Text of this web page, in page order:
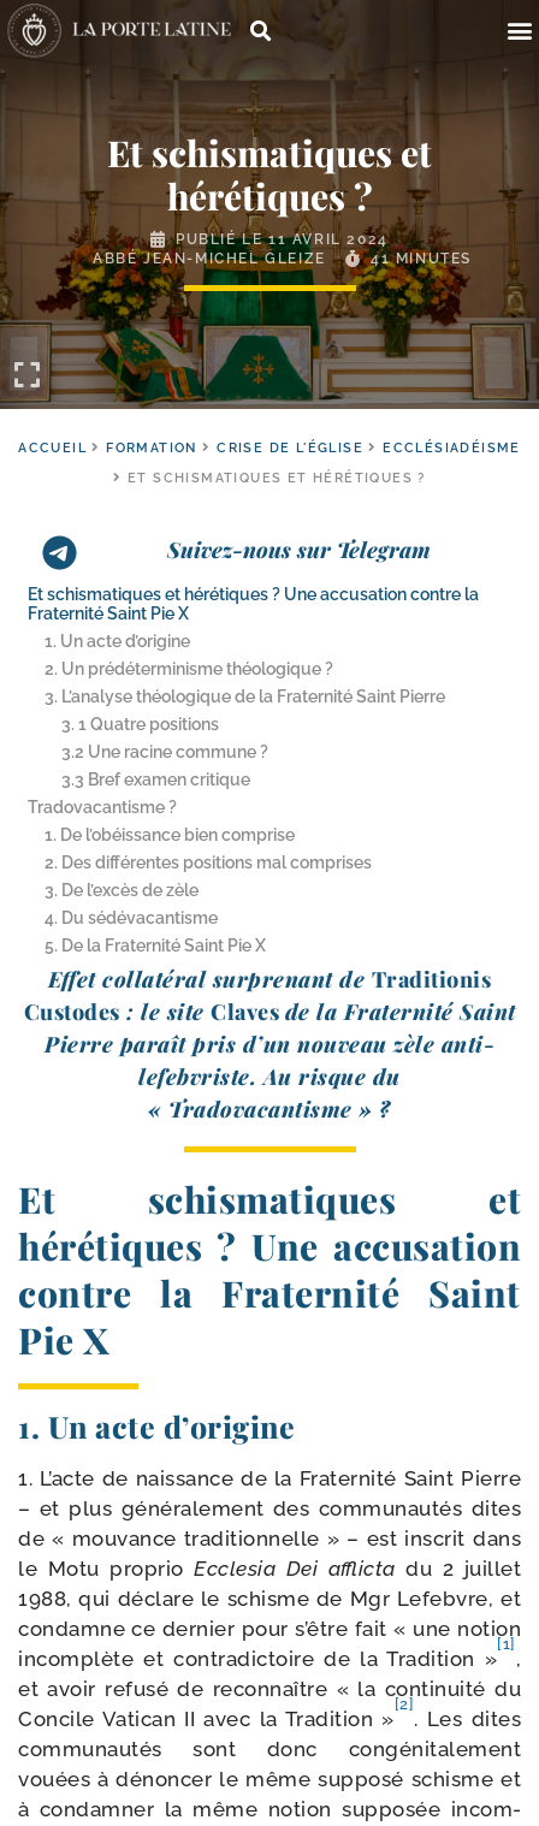
Et schismatiques et
hérétiques ?
PUBLIÉ LE11 AVRIL 2024
ABBÉ JEAN-MICHEL GLEIZE
41 MINUTES
ACCUEIL FORMATION CRISE DE L'ÉGLISE
ECCLÉSIADÉISME
ET SCHISMATIQUES ET HÉRÉTIQUES ?
Suivez-nous sur Telegram
Et schismatiques et hérétiques ? Une accusation contre la
Fraternité Saint Pie X
1. Un acte d’origine
2. Un prédéterminisme théologique ?
3. L’analyse théologique de la Fraternité Saint Pierre
3. 1 Quatre positions
3.2 Une racine commune ?
3.3 Bref examen critique
Tradovacantisme ?
1. De l’obéissance bien comprise
2. Des différentes positions mal comprises
3. De l’excès de zèle
4. Du sédévacantisme
5. De la Fraternité Saint Pie X
Effet col­la­té­ral sur­pre­nant de Traditionis
Custodes : le site Claves de la Fraternité Saint
Pierre paraît pris d’un nou­veau zèle anti-​
lefebvriste. Au risque du
« Tradovacantisme » ?
Et schismatiques et
hérétiques ? Une accusation
contre la Fraternité Saint
Pie X
1. Un acte d’origine
1. L’acte de nais­sance de la Fraternité Saint Pierre
– et plus géné­ra­le­ment des com­mu­nau­tés dites
de « mou­vance tra­di­tion­nelle » – est ins­crit dans
le Motu pro­prio Ecclesia Dei afflic­ta du 2 juillet
1988, qui déclare le schisme de Mgr Lefebvre, et
condamne ce der­nier pour s’être fait « une notion
incom­plète et contra­dic­toire de la Tradition »
[1]
,
et avoir refu­sé de recon­naître « la conti­nui­té du
Concile Vatican II avec la Tradition »
[2]
. Les dites
com­mu­nau­tés sont donc congé­ni­ta­le­ment
vouées à dénon­cer le même sup­po­sé schisme et
à condam­ner la même notion sup­po­sée incom­